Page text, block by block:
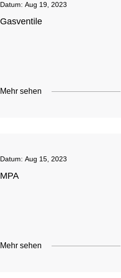
Datum:Aug 19, 2023
Gasventile
Mehr sehen
Datum:Aug 15, 2023
MPA
Mehr sehen